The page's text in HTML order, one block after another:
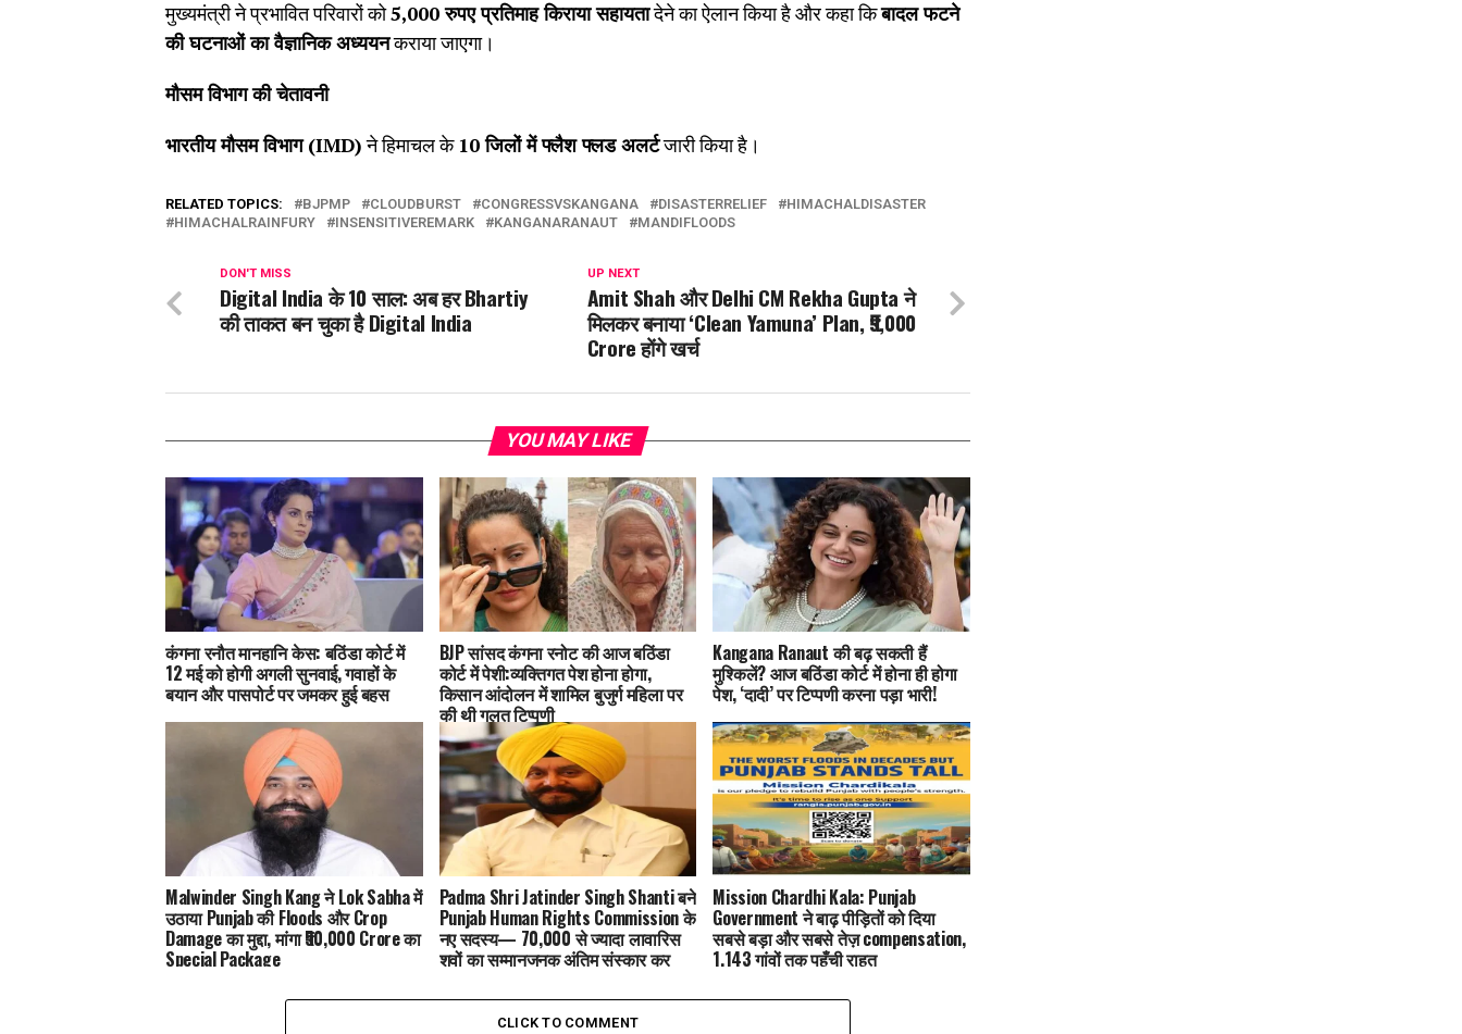
मुख्यमंत्री ने प्रभावित परिवारों को5,000रुपए प्रतिमाह किराया सहायतादेने का ऐलान किया है और कहा किबादल फटने
की घटनाओं का वैज्ञानिक अध्ययनकराया जाएगा।
मौसम विभाग की चेतावनी
भारतीय मौसम विभाग (IMD)ने हिमाचल के 10जिलों में फ्लैश फ्लड अलर्टजारी किया है।
RELATED TOPICS: BJPMP CLOUDBURST CONGRESSVSKANGANA DISASTERRELIEF
HIMACHALDISASTER
HIMACHALRAINFURY
INSENSITIVEREMARK KANGANARANAUT MANDIFLOODS
UP NEXT
Amit Shah और Delhi CM Rekha Gupta ने
मिलकर बनाया ‘Clean Yamuna’ Plan, ₹9,000
Crore होंगे खर्च
DON'T MISS
Digital India के 10 साल: अब हर Bhartiy
की ताकत बन चुका है Digital India
YOU MAY LIKE
कंगना रनौत मानहानि केस: बठिंडा कोर्ट में
12 मई को होगी अगली सुनवाई, गवाहों के
बयान और पासपोर्ट पर जमकर हुई बहस
BJP सांसद कंगना रनोट की आज बठिंडा
कोर्ट में पेशी:व्यक्तिगत पेश होना होगा,
किसान आंदोलन में शामिल बुजुर्ग महिला पर
की थी गलत टिप्पणी
Kangana Ranaut की बढ़ सकती हैं
मुश्किलें? आज बठिंडा कोर्ट में होना ही होगा
पेश, ‘दादी’ पर टिप्पणी करना पड़ा भारी!
Malwinder Singh Kang ने Lok Sabha में
उठाया Punjab की Floods और Crop
Damage का मुद्दा, मांगा ₹50,000 Crore का
Special Package
Padma Shri Jatinder Singh Shanti बने
Punjab Human Rights Commission के
नए सदस्य— 70,000 से ज्यादा लावारिस
शवों का सम्मानजनक अंतिम संस्कार कर
services के लिए भी मशहूर
Mission Chardhi Kala: Punjab
Government ने बाढ़ पीड़ितों को दिया
सबसे बड़ा और सबसे तेज़ compensation,
1,143 गांवों तक पहुँची राहत
CLICK TO COMMENT